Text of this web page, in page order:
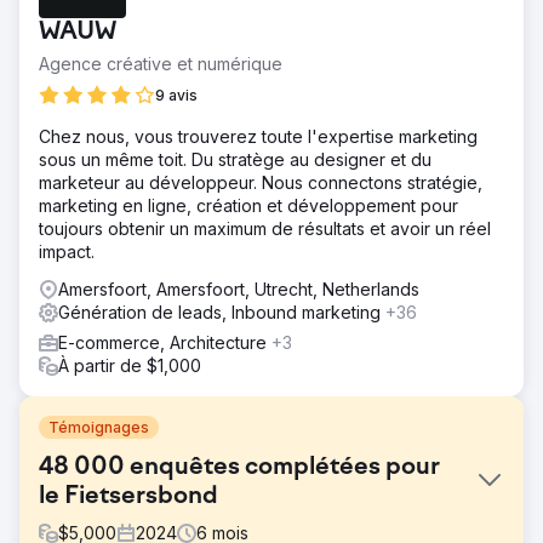
WAUW
Agence créative et numérique
9 avis
Chez nous, vous trouverez toute l'expertise marketing
sous un même toit. Du stratège au designer et du
marketeur au développeur. Nous connectons stratégie,
marketing en ligne, création et développement pour
toujours obtenir un maximum de résultats et avoir un réel
impact.
Amersfoort, Amersfoort, Utrecht, Netherlands
Génération de leads, Inbound marketing +36
E-commerce, Architecture +3
À partir de $1,000
Témoignages
48 000 enquêtes complétées pour
le Fietsersbond
$5,000 2024 6 mois